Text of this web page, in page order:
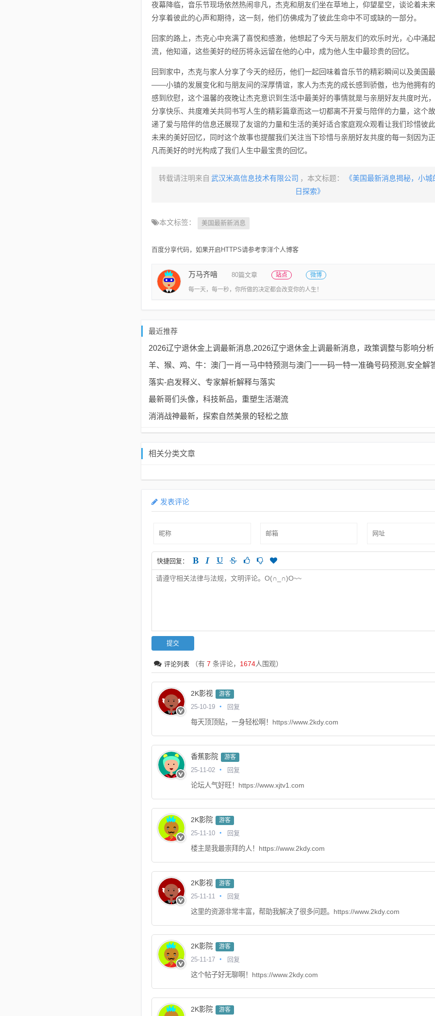
夜幕降临，音乐节现场依然热闹非凡，杰克和朋友们坐在草地上，仰望星空，谈论着未
分享着彼此的心声和期待，这一刻，他们仿佛成为了彼此生命中不可或缺的一部分。
回家的路上，杰克心中充满了喜悦和感激，他想起了今天与朋友们的欢乐时光，心中涌
流，他知道，这些美好的经历将永远留在他的心中，成为他人生中最珍贵的回忆。
回到家中，杰克与家人分享了今天的经历，他们一起回味着音乐节的精彩瞬间以及美国
——小镇的发展变化和与朋友间的深厚情谊，家人为杰克的成长感到骄傲，也为他拥有
感到欣慰，这个温馨的夜晚让杰克意识到生活中最美好的事情就是与亲朋好友共度时光
分享快乐、共度难关共同书写人生的精彩篇章而这一切都离不开爱与陪伴的力量，这个
递了爱与陪伴的信息还展现了友谊的力量和生活的美好适合家庭观众观看让我们珍惜彼
未来的美好回忆，同时这个故事也提醒我们关注当下珍惜与亲朋好友共度的每一刻因为
凡而美好的时光构成了我们人生中最宝贵的回忆。
转载请注明来自 武汉米高信息技术有限公司 ，本文标题：
《美国最新消息揭秘，小
日探索》
本文标签： 美国最新新消息
百度分享代码，如果开启HTTPS请参考李洋个人博客
万马齐喑 80篇文章 站点 微博
每一天，每一秒，你所做的决定都会改变你的人生！
最近推荐
2026辽宁退休金上调最新消息,2026辽宁退休金上调最新消息，政策调整与影响分析
羊、猴、鸡、牛：澳门一肖一马中特预测与澳门一一码一特一准确号码预测,安全解
落实-启发释义、专家解析解释与落实​
最新哥们头像，科技新品，重塑生活潮流
消消战神最新，探索自然美景的轻松之旅
相关分类文章
发表评论
快捷回复：
评论列表 （有 7 条评论， 1674人围观）
2K影视 游客
25-10-19 回复
每天顶顶贴，一身轻松啊！https://www.2kdy.com
香蕉影院 游客
25-11-02 回复
论坛人气好旺！https://www.xjtv1.com
2K影院 游客
25-11-10 回复
楼主是我最崇拜的人！https://www.2kdy.com
2K影视 游客
25-11-11 回复
这里的资源非常丰富，帮助我解决了很多问题。https://www.2kdy.com
2K影院 游客
25-11-17 回复
这个帖子好无聊啊！https://www.2kdy.com
2K影院 游客